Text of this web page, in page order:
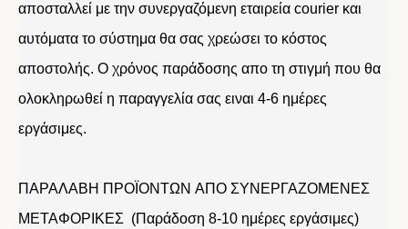
αποσταλλεί με την συνεργαζόμενη εταιρεία courier και
αυτόματα το σύστημα θα σας χρεώσει το κόστος
αποστολής. Ο χρόνος παράδοσης απο τη στιγμή που θα
ολοκληρωθεί η παραγγελία σας ειναι 4-6 ημέρες
εργάσιμες.
ΠΑΡΑΛΑΒΗ ΠΡΟΪΟΝΤΩΝ ΑΠΟ ΣΥΝΕΡΓΑΖΟΜΕΝΕΣ
ΜΕΤΑΦΟΡΙΚΕΣ (Παράδοση 8-10 ημέρες εργάσιμες)